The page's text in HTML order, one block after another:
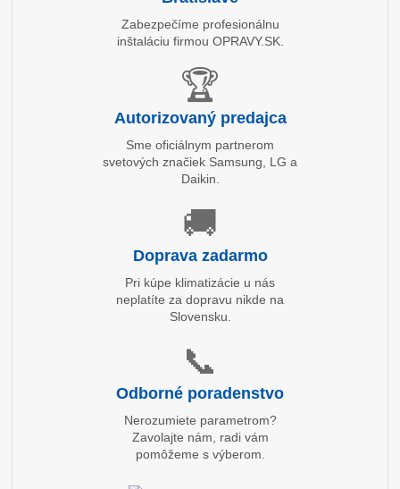
Zabezpečíme profesionálnu
inštaláciu firmou OPRAVY.SK.
🏆
Autorizovaný predajca
Sme oficiálnym partnerom
svetových značiek Samsung, LG a
Daikin.
🚚
Doprava zadarmo
Pri kúpe klimatizácie u nás
neplatíte za dopravu nikde na
Slovensku.
📞
Odborné poradenstvo
Nerozumiete parametrom?
Zavolajte nám, radi vám
pomôžeme s výberom.